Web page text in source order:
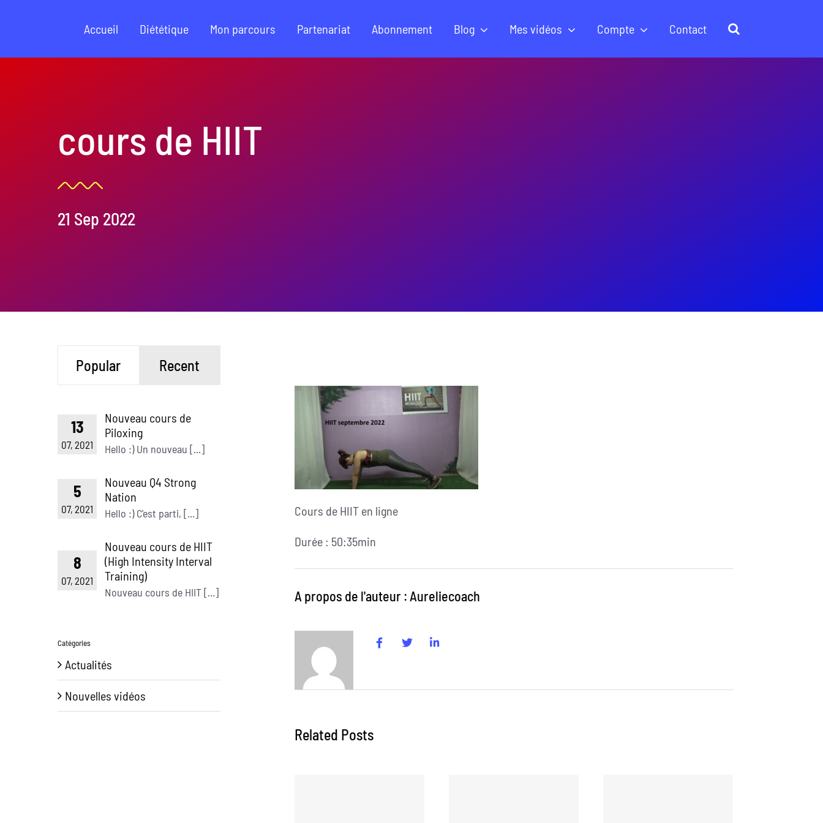
Accueil Diététique Mon parcours Partenariat Abonnement Blog Mes vidéos Compte Contact
cours de HIIT
21 Sep 2022
Cours de HIIT en ligne
Durée : 50:35min
A propos de l'auteur : Aureliecoach
Related Posts
Popular Recent
13
07, 2021
Nouveau cours de
Piloxing
Hello :) Un nouveau [...]
5
07, 2021
Nouveau Q4 Strong
Nation
Hello :) C'est parti, [...]
8
07, 2021
Nouveau cours de HIIT
(High Intensity Interval
Training)
Nouveau cours de HIIT [...]
Catégories
Actualités
Nouvelles vidéos